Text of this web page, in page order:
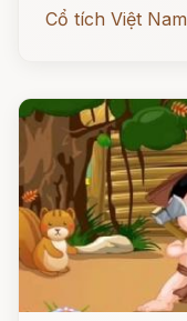
Cổ tích Việt Nam